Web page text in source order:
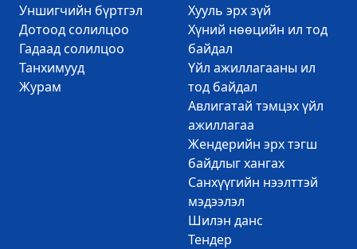
Уншигчийн бүртгэл
Дотоод солилцоо
Гадаад солилцоо
Танхимууд
Журам
Хууль эрх зүй
Хүний нөөцийн ил тод
байдал
Үйл ажиллагааны ил
тод байдал
Авлигатай тэмцэх үйл
ажиллагаа
Жендерийн эрх тэгш
байдлыг хангах
Санхүүгийн нээлттэй
мэдээлэл
Шилэн данс
Тендер